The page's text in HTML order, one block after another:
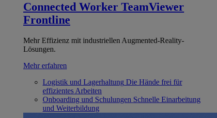
Connected Worker TeamViewer
Frontline
Mehr Effizienz mit industriellen Augmented-Reality-
Lösungen.
Mehr erfahren
Logistik und Lagerhaltung Die Hände frei für
effizientes Arbeiten
Onboarding und Schulungen Schnelle Einarbeitung
und Weiterbildung